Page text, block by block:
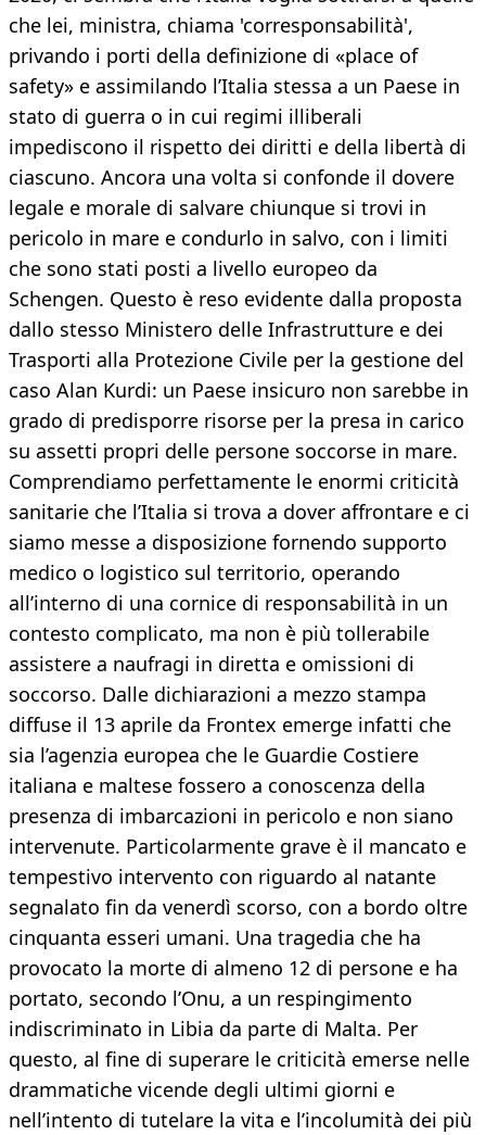
che lei, ministra, chiama 'corresponsabilità',
privando i porti della definizione di «place of
safety» e assimilando l’Italia stessa a un Paese in
stato di guerra o in cui regimi illiberali
impediscono il rispetto dei diritti e della libertà di
ciascuno. Ancora una volta si confonde il dovere
legale e morale di salvare chiunque si trovi in
pericolo in mare e condurlo in salvo, con i limiti
che sono stati posti a livello europeo da
Schengen. Questo è reso evidente dalla proposta
dallo stesso Ministero delle Infrastrutture e dei
Trasporti alla Protezione Civile per la gestione del
caso Alan Kurdi: un Paese insicuro non sarebbe in
grado di predisporre risorse per la presa in carico
su assetti propri delle persone soccorse in mare.
Comprendiamo perfettamente le enormi criticità
sanitarie che l’Italia si trova a dover affrontare e ci
siamo messe a disposizione fornendo supporto
medico o logistico sul territorio, operando
all’interno di una cornice di responsabilità in un
contesto complicato, ma non è più tollerabile
assistere a naufragi in diretta e omissioni di
soccorso. Dalle dichiarazioni a mezzo stampa
diffuse il 13 aprile da Frontex emerge infatti che
sia l’agenzia europea che le Guardie Costiere
italiana e maltese fossero a conoscenza della
presenza di imbarcazioni in pericolo e non siano
intervenute. Particolarmente grave è il mancato e
tempestivo intervento con riguardo al natante
segnalato fin da venerdì scorso, con a bordo oltre
cinquanta esseri umani. Una tragedia che ha
provocato la morte di almeno 12 di persone e ha
portato, secondo l’Onu, a un respingimento
indiscriminato in Libia da parte di Malta. Per
questo, al fine di superare le criticità emerse nelle
drammatiche vicende degli ultimi giorni e
nell’intento di tutelare la vita e l’incolumità dei più